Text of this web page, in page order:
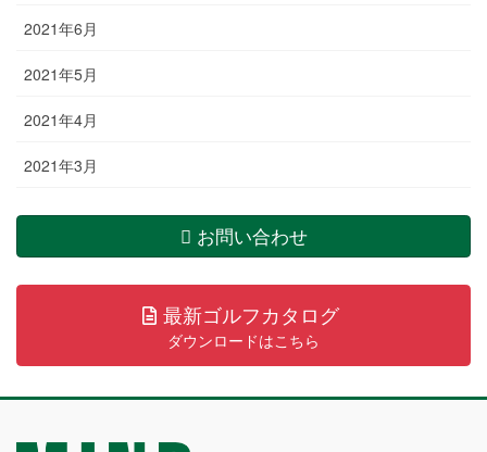
2021年6月
2021年5月
2021年4月
2021年3月
お問い合わせ
最新ゴルフカタログ
ダウンロードはこちら